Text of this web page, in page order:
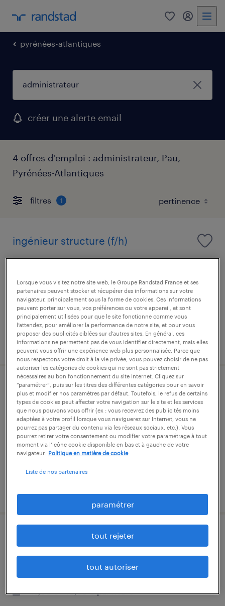
0 mon
pyrénées-atlantiques
créer une alerte email
4 offres d'emploi : administrateur, Pau,
Pyrénées-Atlantiques
filtres 1
ingénieur structure (f/h)
cdi
40 000 € - 55 000 € par année
publié le 18 décembre 2025
infirmier de (f/h)
pau, pyrénées-atlantiques
intérim
16,00 € - 19,00 € par heure
vacation
15,00 € - 18,00 € par heure
Lorsque vous visitez notre site web, le Groupe Randstad France et ses
partenaires peuvent stocker et récupérer des informations sur votre
navigateur, principalement sous la forme de cookies. Ces informations
peuvent porter sur vous, vos préférences ou votre appareil, et sont
principalement utilisées pour que le site fonctionne comme vous
l’attendez, pour améliorer la performance de notre site, et pour vous
proposer des publicités ciblées sur d’autres sites. En général, ces
informations ne permettent pas de vous identifier directement, mais elles
peuvent vous offrir une expérience web plus personnalisée. Parce que
nous respectons votre droit à la vie privée, vous pouvez choisir de ne pas
autoriser les catégories de cookies qui ne sont pas strictement
nécessaires au bon fonctionnement du site Internet. Cliquez sur
“paramétrer”, puis sur les titres des différentes catégories pour en savoir
plus et modifier nos paramètres par défaut. Toutefois, le refus de certains
types de cookies peut affecter votre navigation sur le site et les services
que nous pouvons vous offrir (ex : vous recevrez des publicités moins
adaptées à votre profil lorsque vous naviguerez sur Internet, vous ne
pourrez pas partager du contenu via les réseaux sociaux, etc.). Vous
pourrez retirer votre consentement ou modifier votre paramétrage à tout
moment via l’icône cookie disponible en bas et à gauche de votre
navigateur.
Politique en matière de cookie
Liste de nos partenaires
paramétrer
tout rejeter
tout autoriser